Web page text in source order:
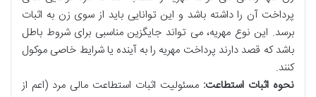
پرداخت آن را داشته باشد و این توانایی باید از سوی زن به اثبات
برسد. این نوع مهریه، می تواند جایگزین مناسبی برای شروط باطل
باشد که قصد دارند پرداخت مهریه را به آینده یا شرایط خاصی موکول
کنند.
نحوه اثبات استطاعت: مسئولیت اثبات استطاعت مالی مرد (اعم از